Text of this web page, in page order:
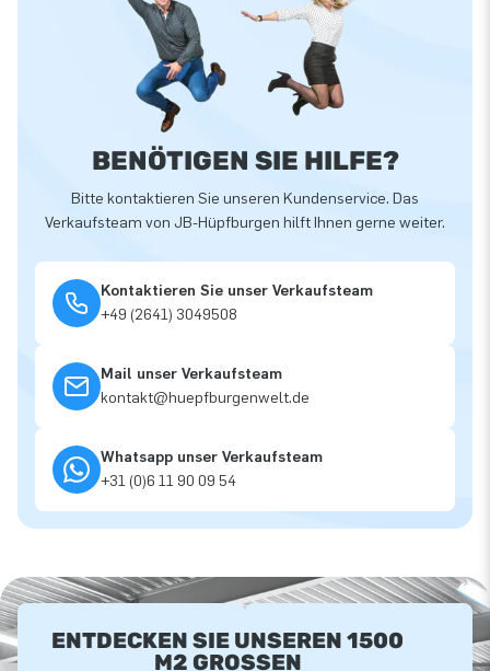
BENÖTIGEN SIE HILFE?
Bitte kontaktieren Sie unseren Kundenservice. Das
Verkaufsteam von JB-Hüpfburgen hilft Ihnen gerne weiter.
Kontaktieren Sie unser Verkaufsteam
+49 (2641) 3049508
Mail unser Verkaufsteam
kontakt@huepfburgenwelt.de
Whatsapp unser Verkaufsteam
+31 (0)6 11 90 09 54
ENTDECKEN SIE UNSEREN 1500
M2 GROSSEN A